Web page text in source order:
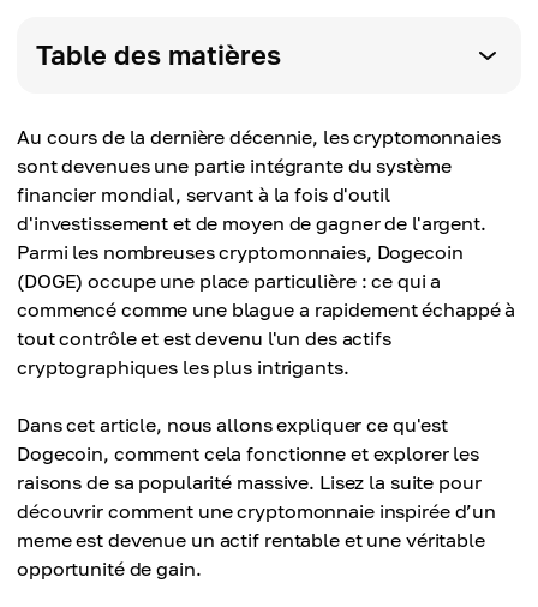
Table des matières
Au cours de la dernière décennie, les cryptomonnaies
sont devenues une partie intégrante du système
financier mondial, servant à la fois d'outil
d'investissement et de moyen de gagner de l'argent.
Parmi les nombreuses cryptomonnaies, Dogecoin
(DOGE) occupe une place particulière : ce qui a
commencé comme une blague a rapidement échappé à
tout contrôle et est devenu l'un des actifs
cryptographiques les plus intrigants.
Dans cet article, nous allons expliquer ce qu'est
Dogecoin, comment cela fonctionne et explorer les
raisons de sa popularité massive. Lisez la suite pour
découvrir comment une cryptomonnaie inspirée d’un
meme est devenue un actif rentable et une véritable
opportunité de gain.